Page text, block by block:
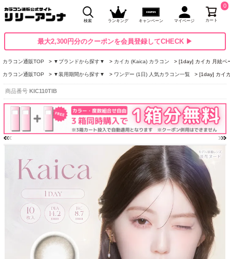
検索 ランキング キャンペーン マイページ カート
0
最大2,300円分のクーポンを会員登録してCHECK ▶
カラコン通販TOP ▼ブランドから探す▼ カイカ (Kaica) カラコン [1day] カイカ 月絃ベ
カラコン通販TOP ▼装用期間から探す▼ ワンデー (1日) 人気カラコン一覧 [1day] カイ
商品番号 KIC110TIB